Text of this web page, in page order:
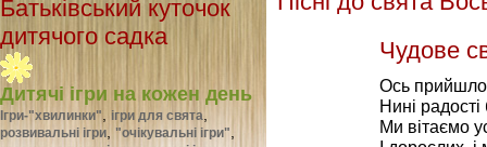
Батьківський куточок
дитячого садка
Дитячі ігри на кожен день
Ігри-"хвилинки" ігри для свята
розвивальні ігри "очікувальні ігри"
Чудове
Ось прийшло
Нині радості
Ми вітаємо